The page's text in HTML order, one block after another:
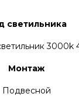
светильника
3000k
Монтаж
Подвесной